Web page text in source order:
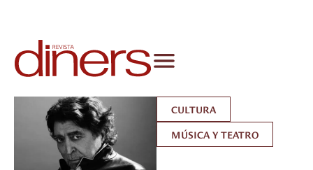
CULTURA
MÚSICA Y TEATRO